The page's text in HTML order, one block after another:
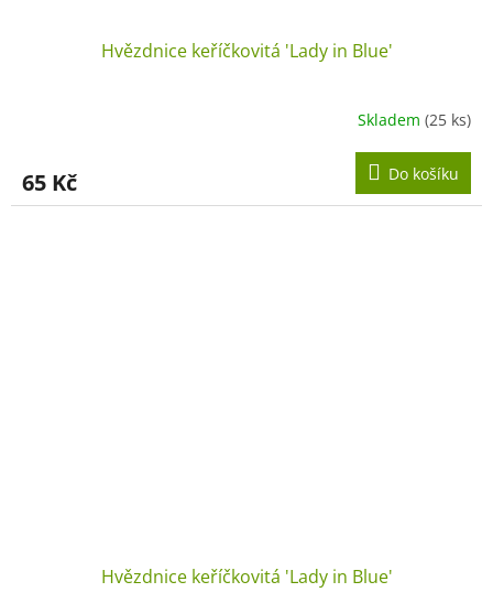
Hvězdnice keříčkovitá 'Lady in Blue'
Skladem (25 ks)
65 Kč Do košíku
Hvězdnice keříčkovitá 'Lady in Blue'